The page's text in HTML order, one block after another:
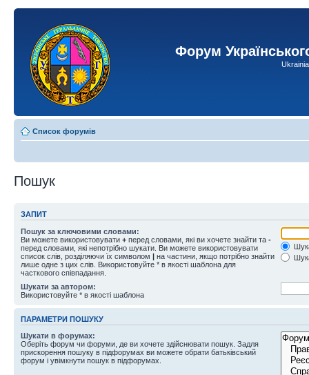
Форум
Список форумів
Пошук
ЗАПИТ
Пошук за ключовими словами:
Ви можете використовувати + перед словами, які ви хочете знайти та -
перед словами, які непотрібно шукати. Ви можете використовувати
список слів, розділяючи їх символом | на частини, якщо потрібно знайти
лише одне з цих слів. Використовуйте * в якості шаблона для
часткового співпадання.
Шукати за автором:
Використовуйте * в якості шаблона
ПАРАМЕТРИ ПОШУКУ
Шукати в форумах:
Оберіть форум чи форуми, де ви хочете здійснювати пошук. Задля
прискорення пошуку в підфорумах ви можете обрати батьківський
форум і увімкнути пошук в підфорумах.